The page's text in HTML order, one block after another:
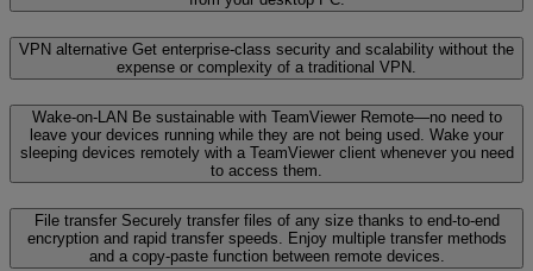
VPN alternative Get enterprise-class security and scalability without the
expense or complexity of a traditional VPN.
Wake-on-LAN Be sustainable with TeamViewer Remote—no need to
leave your devices running while they are not being used. Wake your
sleeping devices remotely with a TeamViewer client whenever you need
to access them.
File transfer Securely transfer files of any size thanks to end-to-end
encryption and rapid transfer speeds. Enjoy multiple transfer methods
and a copy-paste function between remote devices.